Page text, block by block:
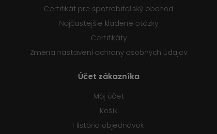
Certifikát pre spotrebiteľský obchod
Najčastejšie kladené otázky
Certifikáty
Zmena nastavení ochrany osobných údajov
Účet zákazníka
Môj účet
Košík
História objednávok